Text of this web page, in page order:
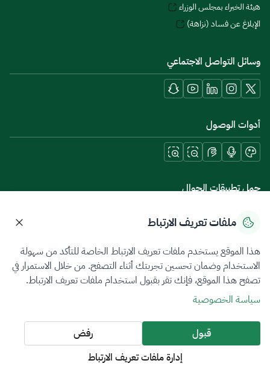
هيئة الخبراء بمجلس الوزراء
الإبلاغ عن فساد (نزاهة)
وسائل التواصل الاجتماعي
أدوات الوصول
حمل تطبيقات الجوال
سياسة الخصوصيةشروط الاستخدامخريطة الموقع
جميع الحقوق محفوظة 2026 © ZATCA.GOV.SA
تم تطويره وصيانته بواسطة هيئة الزكاة والضريبة والجمارك
آخر تحديث للموقع في
ملفات تعريف الارتباط
هذا الموقع يستخدم ملفات تعريف الارتباط الخاصة للتأكد من سهولة
الاستخدام وضمان تحسين تجربتك أثناء التصفح. من خلال الاستمرار في
تصفح هذا الموقع، فإنك تقر بقبول استخدام ملفات تعريف الارتباط.
سياسة الخصوصية
قبول
رفض
إدارة ملفات تعريف الارتباط